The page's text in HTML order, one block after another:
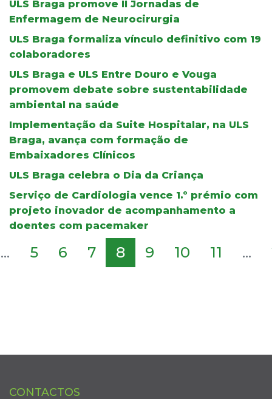
ULS Braga promove II Jornadas de
Enfermagem de Neurocirurgia
ULS Braga formaliza vínculo definitivo com 19
colaboradores
ULS Braga e ULS Entre Douro e Vouga
promovem debate sobre sustentabilidade
ambiental na saúde
Implementação da Suite Hospitalar, na ULS
Braga, avança com formação de
Embaixadores Clínicos
ULS Braga celebra o Dia da Criança
Serviço de Cardiologia vence 1.º prémio com
projeto inovador de acompanhamento a
doentes com pacemaker
... 5 6 7 8 9 10 11 ...
CONTACTOS